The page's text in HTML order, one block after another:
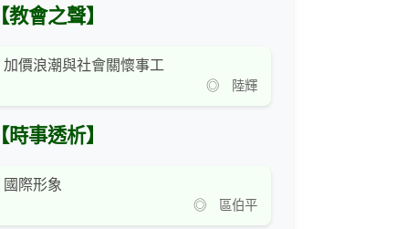
【教會之聲】
加價浪潮與社會關懷事工
◎ 陸輝
【時事透析】
國際形象
◎ 區伯平